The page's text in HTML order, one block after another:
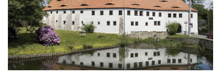
notwendig
sind
(funktionale
Cookies),
sowie
solche,